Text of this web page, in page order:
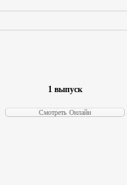
1 выпуск